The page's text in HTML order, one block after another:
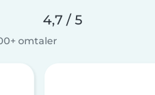
4,7 / 5
omtaler